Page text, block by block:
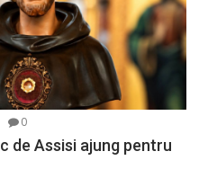
0
de Assisi ajung pentru